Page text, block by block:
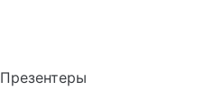
Презентеры